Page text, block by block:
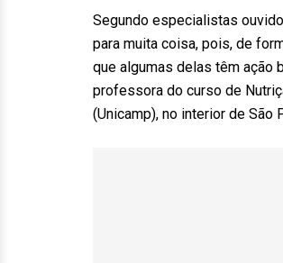
Segundo especialistas
para muita coisa, pois, de
que algumas delas têm ação
professora do curso de
(Unicamp), no interior de São